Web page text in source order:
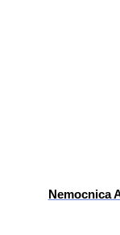
Nemocnica